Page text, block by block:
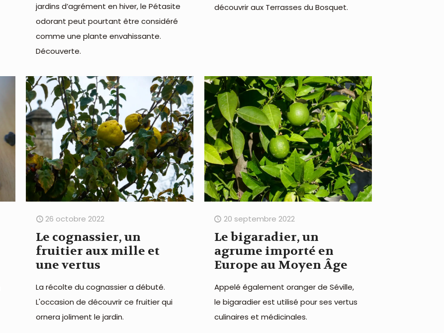
jardins d’agrément en hiver, le Pétasite
odorant peut pourtant être considéré
comme une plante envahissante.
Découverte.
découvrir aux Terrasses du Bosquet.
26 octobre 2022
Le cognassier, un
fruitier aux mille et
une vertus
La récolte du cognassier a débuté.
L'occasion de découvrir ce fruitier qui
ornera joliment le jardin.
20 septembre 2022
Le bigaradier, un
agrume importé en
Europe au Moyen Âge
Appelé également oranger de Séville,
le bigaradier est utilisé pour ses vertus
culinaires et médicinales.